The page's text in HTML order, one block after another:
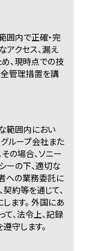
囲内で正確・完
アクセス、漏え
め、現時点での技
管理措置を講
範囲内におい
ループ会社また
の場合、ソニー
ーの下、適切な
への業務委託に
約等を通じて、
ます。 外国にあ
、法令上、記録
守します。